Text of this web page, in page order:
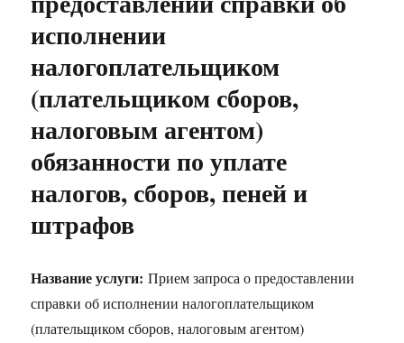
исполнении
налогоплательщиком
(плательщиком сборов,
налоговым агентом)
обязанности по уплате
налогов, сборов, пеней и
штрафов
Название услуги: Прием запроса о предоставлении
справки об исполнении налогоплательщиком
(плательщиком сборов, налоговым агентом)